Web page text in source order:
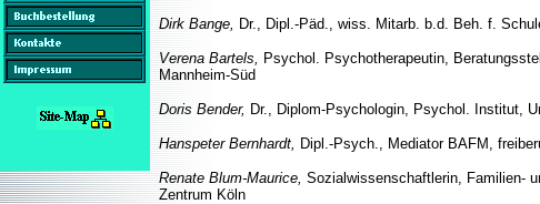
Dirk Bange, Dr., Dipl.-Päd., wiss. Mitarb. b.d. Beh. f.
Verena Bartels, Psychol. Psychotherapeutin,
Mannheim-Süd
Doris Bender, Dr., Diplom-Psychologin, Psychol. Institut,
Hanspeter Bernhardt, Dipl.-Psych., Mediator BAFM,
Renate Blum-Maurice, Sozialwissenschaftlerin, Familien-
Zentrum Köln